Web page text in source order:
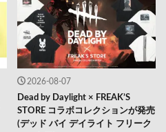
2026-08-07
Dead by Daylight × FREAK’S
STORE コラボコレクションが発売
(デッド バイ デイライト フリーク